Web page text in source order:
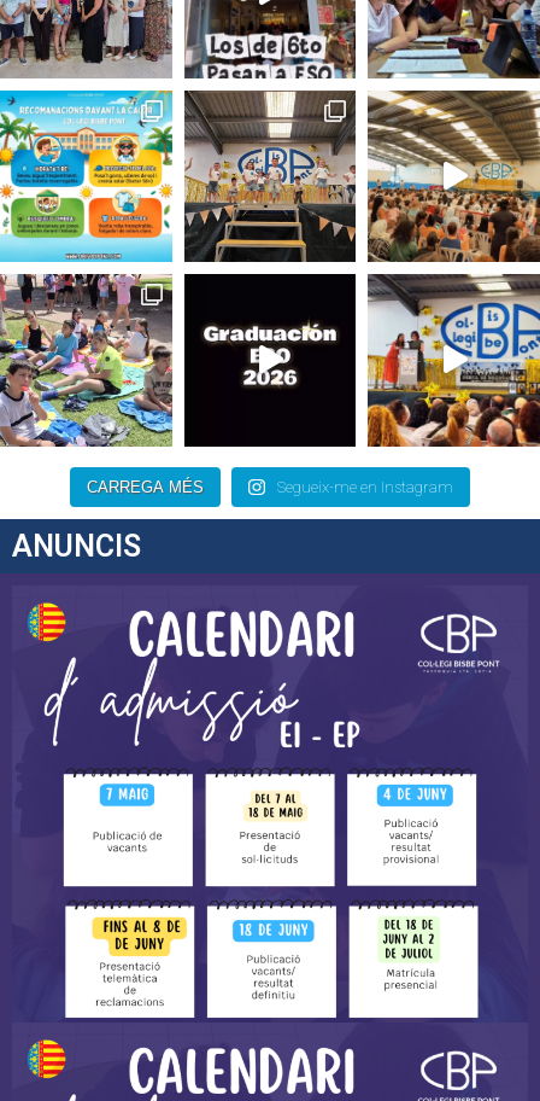
CARREGA MÉS Segueix-me en Instagram
ANUNCIS